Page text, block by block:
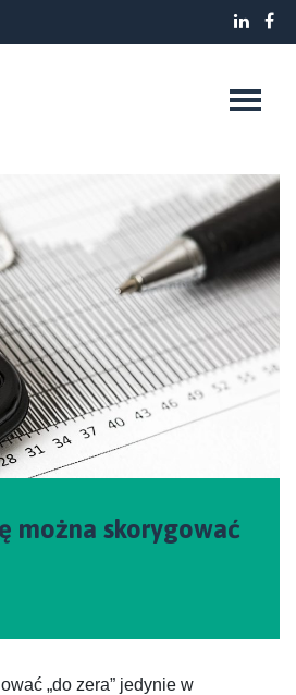
można skorygować
„do zera” jedynie w